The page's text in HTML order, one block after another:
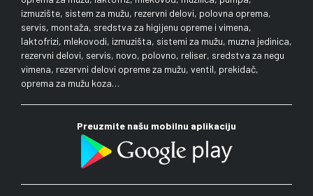
izmuzište, sistem za mužu, rezervni delovi, polovna oprema,
servis, montaža, sredstva za higijenu opreme i vimena,
laktofrizi, mlekovodi, izmuzišta, sistemi za mužu, muzna jedinica,
rezervni delovi, servis, novo, polovno, reliser, sredstva za negu
vimena, rezervni delovi opreme za mužu, ventil, prekidač,
oprema za mužu koza…
Preuzmite našu mobilnu aplikaciju